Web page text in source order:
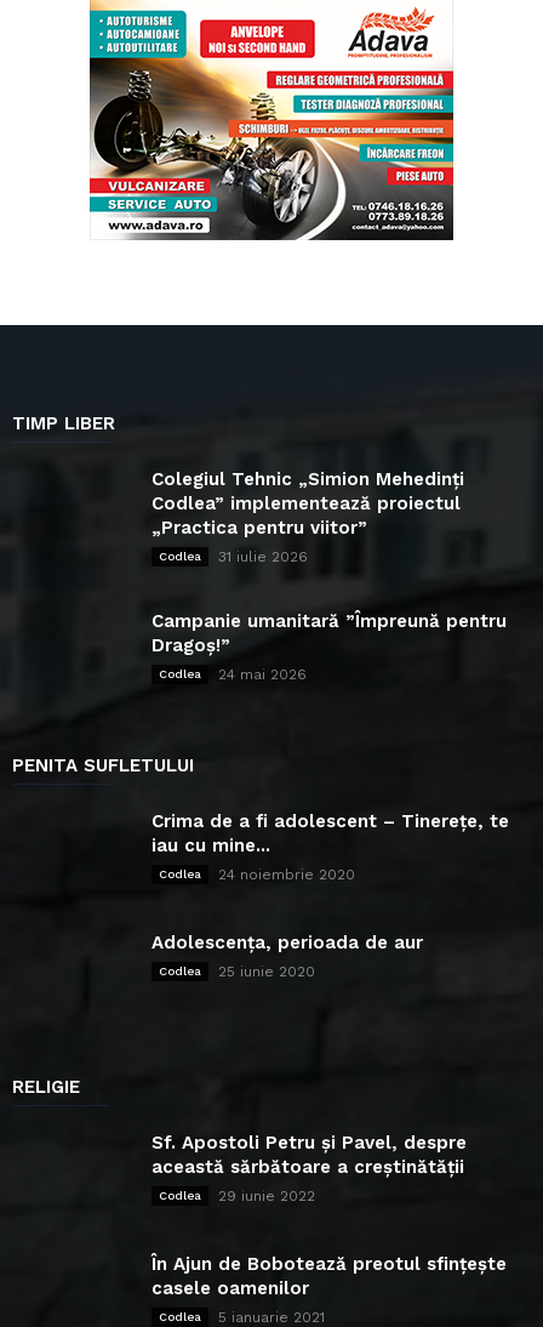
TIMP LIBER
Colegiul Tehnic „Simion Mehedinți
Codlea” implementează proiectul
„Practica pentru viitor”
Codlea 31 iulie 2026
Campanie umanitară ”Împreună pentru
Dragoș!”
Codlea 24 mai 2026
PENITA SUFLETULUI
Crima de a fi adolescent – Tinerețe, te
iau cu mine...
Codlea 24 noiembrie 2020
Adolescența, perioada de aur
Codlea 25 iunie 2020
RELIGIE
Sf. Apostoli Petru și Pavel, despre
această sărbătoare a creștinătății
Codlea 29 iunie 2022
În Ajun de Bobotează preotul sfințește
casele oamenilor
Codlea 5 ianuarie 2021